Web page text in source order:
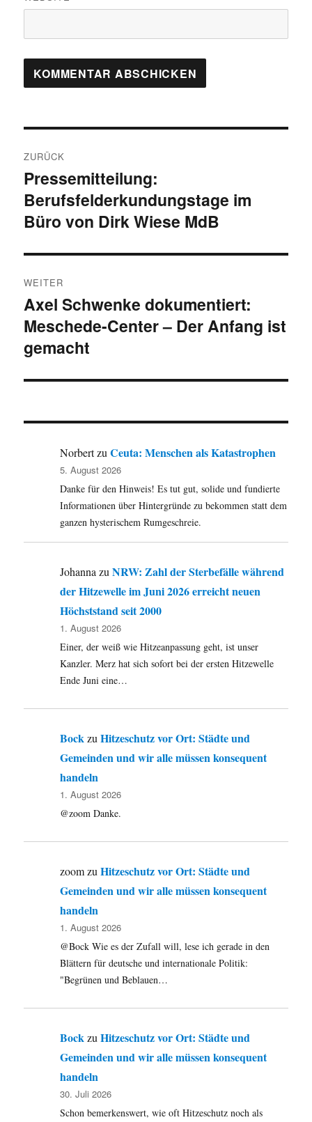
ZURÜCK
Vorheriger
Beitrag:
Pressemitteilung:
Berufsfelderkundungstage im
Büro von Dirk Wiese MdB
WEITER
Nächster
Beitrag:
Axel Schwenke dokumentiert:
Meschede-Center – Der Anfang ist
gemacht
NorbertzuCeuta: Menschen als Katastrophen
5. August 2026
Danke für den Hinweis! Es tut gut, solide und fundierte
Informationen über Hintergründe zu bekommen statt dem
ganzen hysterischem Rumgeschreie.
JohannazuNRW: Zahl der Sterbefälle während
der Hitzewelle im Juni 2026 erreicht neuen
Höchststand seit 2000
1. August 2026
Einer, der weiß wie Hitzeanpassung geht, ist unser
Kanzler. Merz hat sich sofort bei der ersten Hitzewelle
Ende Juni eine…
BockzuHitzeschutz vor Ort: Städte und
Gemeinden und wir alle müssen konsequent
handeln
1. August 2026
@zoom Danke.
zoomzuHitzeschutz vor Ort: Städte und
Gemeinden und wir alle müssen konsequent
handeln
1. August 2026
@Bock Wie es der Zufall will, lese ich gerade in den
Blättern für deutsche und internationale Politik:
"Begrünen und Beblauen…
BockzuHitzeschutz vor Ort: Städte und
Gemeinden und wir alle müssen konsequent
handeln
30. Juli 2026
Schon bemerkenswert, wie oft Hitzeschutz noch als